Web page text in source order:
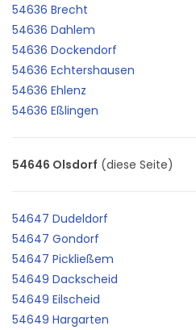
54636 Brecht
54636 Dahlem
54636 Dockendorf
54636 Echtershausen
54636 Ehlenz
54636 Eßlingen
54646 Olsdorf (diese Seite)
54647 Dudeldorf
54647 Gondorf
54647 Pickließem
54649 Dackscheid
54649 Eilscheid
54649 Hargarten